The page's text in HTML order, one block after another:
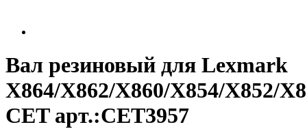
Вал резиновый для Lexmark
X864/X862/X860/X854/X852/
CET арт.:CET3957